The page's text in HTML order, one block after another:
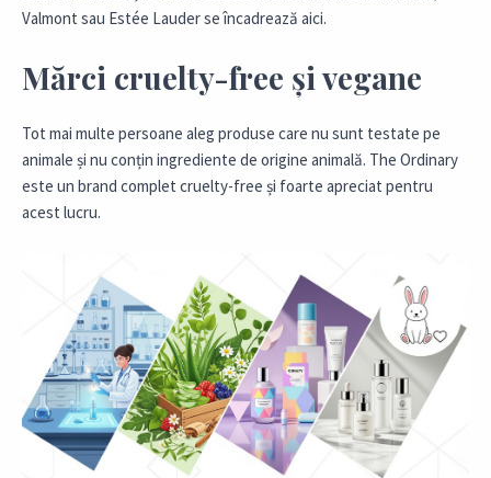
Valmont sau Estée Lauder se încadrează aici.
Mărci cruelty-free și vegane
Tot mai multe persoane aleg produse care nu sunt testate pe
animale și nu conțin ingrediente de origine animală. The Ordinary
este un brand complet cruelty-free și foarte apreciat pentru
acest lucru.